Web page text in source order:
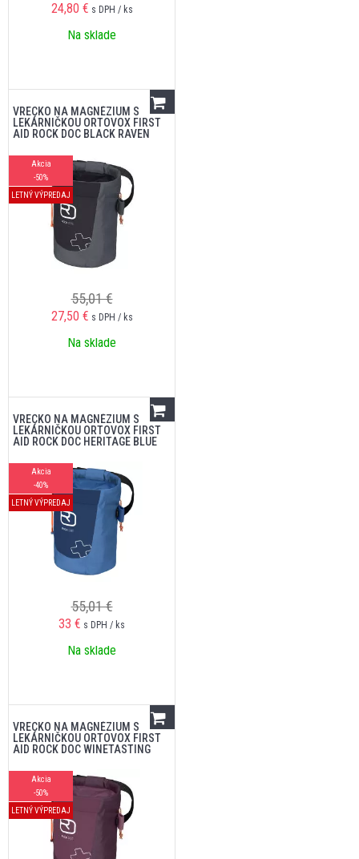
24,80 € s DPH / ks
Na sklade
VRECKO NA MAGNÉZIUM S
LEKÁRNIČKOU ORTOVOX FIRST
AID ROCK DOC BLACK RAVEN
Akcia
-50%
LETNÝ VÝPREDAJ
55,01 €
27,50 € s DPH / ks
Na sklade
VRECKO NA MAGNÉZIUM S
LEKÁRNIČKOU ORTOVOX FIRST
AID ROCK DOC HERITAGE BLUE
Akcia
-40%
LETNÝ VÝPREDAJ
55,01 €
33 € s DPH / ks
Na sklade
VRECKO NA MAGNÉZIUM S
LEKÁRNIČKOU ORTOVOX FIRST
AID ROCK DOC WINETASTING
Akcia
-50%
LETNÝ VÝPREDAJ